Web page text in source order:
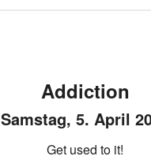
Addiction
Samstag, 5. April
Get used to it!